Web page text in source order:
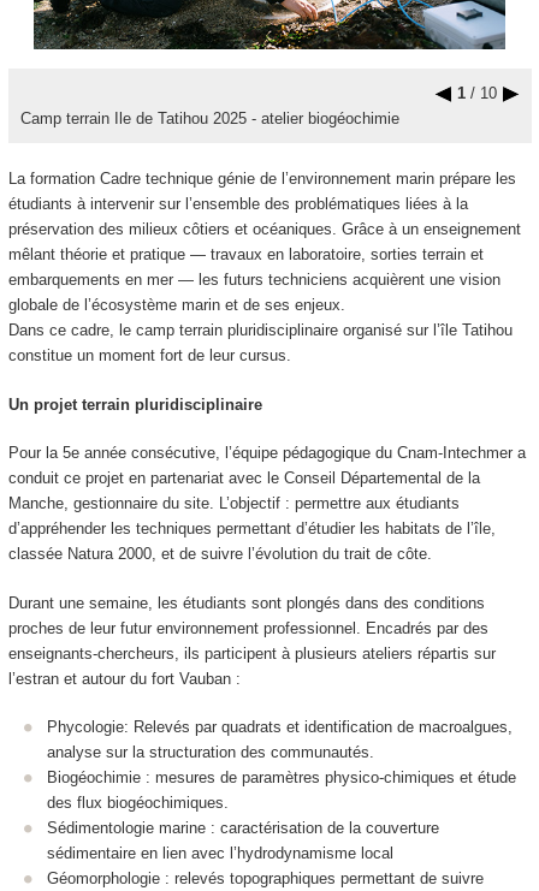
1/ 10
Camp terrain Ile de Tatihou 2025 - atelier biogéochimie
La formation Cadre technique génie de l’environnement marin prépare les
étudiants à intervenir sur l’ensemble des problématiques liées à la
préservation des milieux côtiers et océaniques. Grâce à un enseignement
mêlant théorie et pratique — travaux en laboratoire, sorties terrain et
embarquements en mer — les futurs techniciens acquièrent une vision
globale de l’écosystème marin et de ses enjeux.
Dans ce cadre, le camp terrain pluridisciplinaire organisé sur l’île Tatihou
constitue un moment fort de leur cursus.
Un projet terrain pluridisciplinaire
Pour la 5e année consécutive, l’équipe pédagogique du Cnam-Intechmer a
conduit ce projet en partenariat avec le Conseil Départemental de la
Manche, gestionnaire du site. L’objectif : permettre aux étudiants
d’appréhender les techniques permettant d’étudier les habitats de l’île,
classée Natura 2000, et de suivre l’évolution du trait de côte.
Durant une semaine, les étudiants sont plongés dans des conditions
proches de leur futur environnement professionnel. Encadrés par des
enseignants-chercheurs, ils participent à plusieurs ateliers répartis sur
l’estran et autour du fort Vauban :
Phycologie: Relevés par quadrats et identification de macroalgues,
analyse sur la structuration des communautés.
Biogéochimie : mesures de paramètres physico-chimiques et étude
des flux biogéochimiques.
Sédimentologie marine : caractérisation de la couverture
sédimentaire en lien avec l’hydrodynamisme local
Géomorphologie : relevés topographiques permettant de suivre